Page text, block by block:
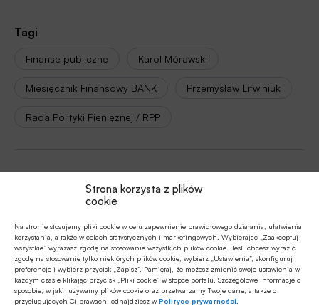
Strona korzysta z plików
cookie
Na stronie stosujemy pliki cookie w celu zapewnienie prawidłowego działania, ułatwienia
korzystania, a także w celach statystycznych i marketingowych. Wybierając „Zaakceptuj
wszystkie” wyrażasz zgodę na stosowanie wszystkich plików cookie. Jeśli chcesz wyrazić
zgodę na stosowanie tylko niektórych plików cookie, wybierz „Ustawienia”, skonfiguruj
preferencje i wybierz przycisk „Zapisz”. Pamiętaj, że możesz zmienić swoje ustawienia w
każdym czasie klikając przycisk „Pliki cookie” w stopce portalu. Szczegółowe informacje o
sposobie, w jaki używamy plików cookie oraz przetwarzamy Twoje dane, a także o
przysługujących Ci prawach, odnajdziesz wPolityce prywatności
Tagi
Finanse publiczne Karol Mórawski
Miesięcznik Finansowy BANK Przemysław Litwiniuk
Rada Polityki Pieniężnej / RPP
Źródło
aleBank.pl